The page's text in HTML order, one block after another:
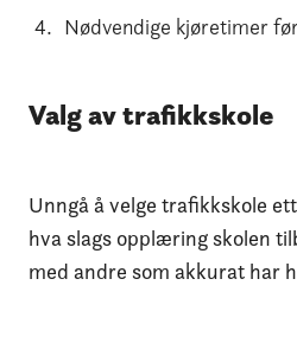
Nødvendige kjøretimer
Valg av trafikkskole
Unngå å velge trafikkskole
hva slags opplæring skolen
med andre som akkurat har